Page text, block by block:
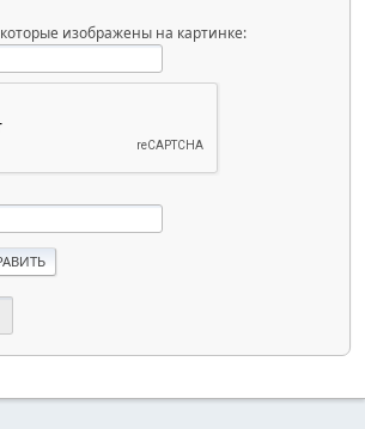
изображены на картинке: